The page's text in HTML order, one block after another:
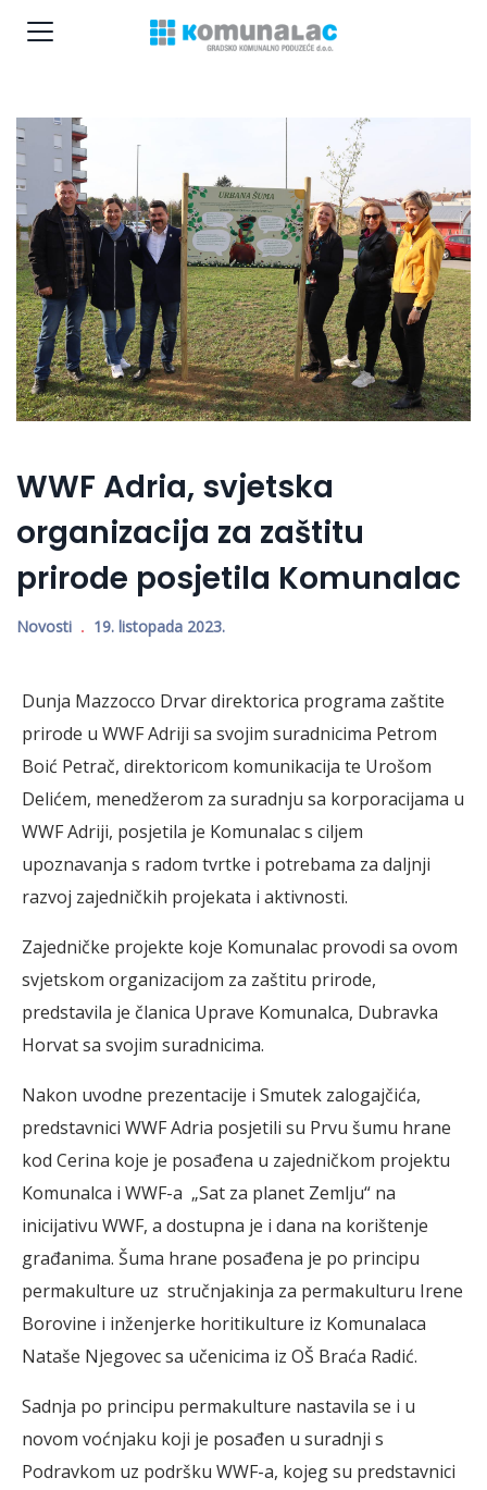
WWF Adria, svjetska
organizacija za zaštitu
prirode posjetila Komunalac
Novosti 19. listopada 2023.
Dunja Mazzocco Drvar direktorica programa zaštite
prirode u WWF Adriji sa svojim suradnicima Petrom
Boić Petrač, direktoricom komunikacija te Urošom
Delićem, menedžerom za suradnju sa korporacijama u
WWF Adriji, posjetila je Komunalac s ciljem
upoznavanja s radom tvrtke i potrebama za daljnji
razvoj zajedničkih projekata i aktivnosti.
Zajedničke projekte koje Komunalac provodi sa ovom
svjetskom organizacijom za zaštitu prirode,
predstavila je članica Uprave Komunalca, Dubravka
Horvat sa svojim suradnicima.
Nakon uvodne prezentacije i Smutek zalogajčića,
predstavnici WWF Adria posjetili su Prvu šumu hrane
kod Cerina koje je posađena u zajedničkom projektu
Komunalca i WWF-a „Sat za planet Zemlju“ na
inicijativu WWF, a dostupna je i dana na korištenje
građanima. Šuma hrane posađena je po principu
permakulture uz stručnjakinja za permakulturu Irene
Borovine i inženjerke horitikulture iz Komunalaca
Nataše Njegovec sa učenicima iz OŠ Braća Radić.
Sadnja po principu permakulture nastavila se i u
novom voćnjaku koji je posađen u suradnji s
Podravkom uz podršku WWF-a, kojeg su predstavnici